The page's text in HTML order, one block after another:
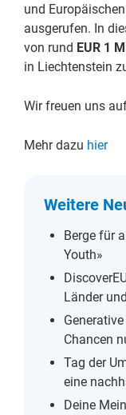
und
ausgerufen. In
von rund EUR 1
in Liechtenstein
Wir freuen uns
Mehr dazu hier
Weitere
Berge für
Youth»
Länder
Chancen
Tag der
eine
Deine